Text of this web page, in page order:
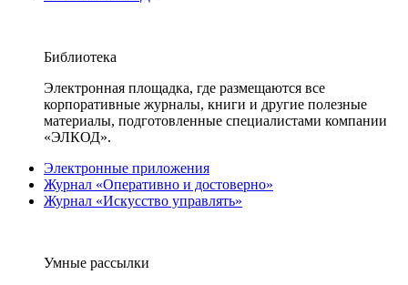
Библиотека
Электронная площадка, где размещаются все
корпоративные журналы, книги и другие полезные
материалы, подготовленные специалистами компании
«ЭЛКОД».
Электронные приложения
Журнал «Оперативно и достоверно»
Журнал «Искусство управлять»
Умные рассылки